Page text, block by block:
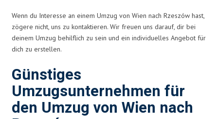
Wenn du Interesse an einem Umzug von Wien nach Rzeszów hast,
zögere nicht, uns zu kontaktieren. Wir freuen uns darauf, dir bei
deinem Umzug behilflich zu sein und ein individuelles Angebot für
dich zu erstellen.
Günstiges
Umzugsunternehmen für
den Umzug von Wien nach